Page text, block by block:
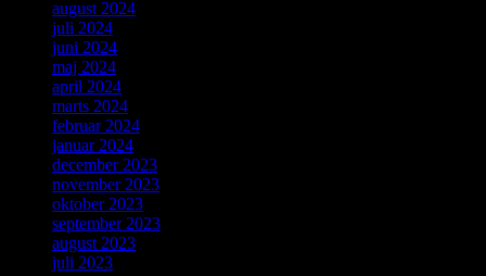
august 2024
juli 2024
juni 2024
maj 2024
april 2024
marts 2024
februar 2024
januar 2024
december 2023
november 2023
oktober 2023
september 2023
august 2023
juli 2023